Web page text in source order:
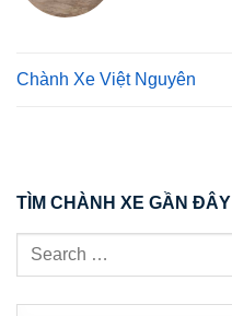
Chành Xe Việt Nguyên
TÌM CHÀNH XE GẦN ĐÂY